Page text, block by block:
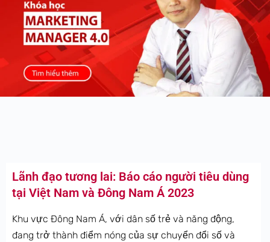
Lãnh đạo tương lai: Báo cáo người tiêu dùng
tại Việt Nam và Đông Nam Á 2023
Khu vực Đông Nam Á, với dân số trẻ và năng động,
đang trở thành điểm nóng của sự chuyển đổi số và